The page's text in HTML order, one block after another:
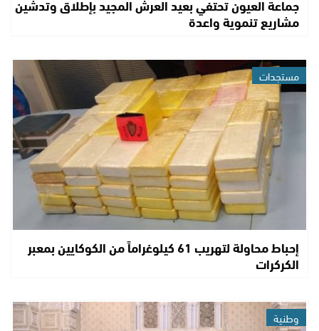
جماعة العيون تحتفي بعيد العرش المجيد بإطلاق وتدشين
مشاريع تنموية واعدة
مستجدات
إحباط محاولة لتهريب 61 كيلوغراماً من الكوكايين بمعبر
الكركرات
وطنية